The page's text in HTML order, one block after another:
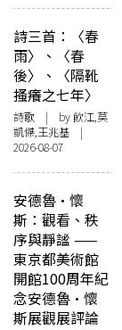
詩三首：〈春
雨〉、〈春
後〉、〈隔靴
搔癢之七年〉
詩歌 | by 飲江,莫
凱傑,王兆基 |
2026-08-07
安德魯·懷
斯：觀看、秩
序與靜謐 ——
東京都美術館
開館100周年紀
念安德魯·懷
斯展觀展評論